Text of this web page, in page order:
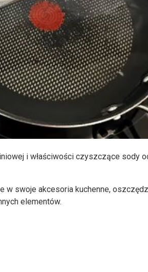
i właściwości czyszczące
swoje akcesoria kuchenne,
elementów.